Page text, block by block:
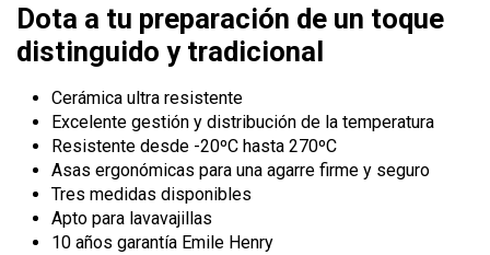
Dota a tu preparación de un toque
distinguido y tradicional
Cerámica ultra resistente
Excelente gestión y distribución de la temperatura
Resistente desde -20ºC hasta 270ºC
Asas ergonómicas para una agarre firme y seguro
Tres medidas disponibles
Apto para lavavajillas
10 años garantía Emile Henry